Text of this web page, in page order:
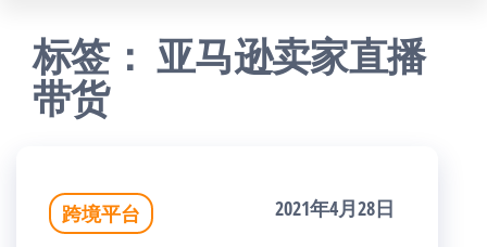
标签：亚马逊卖家直播
带货
跨境平台 2021年4月28日